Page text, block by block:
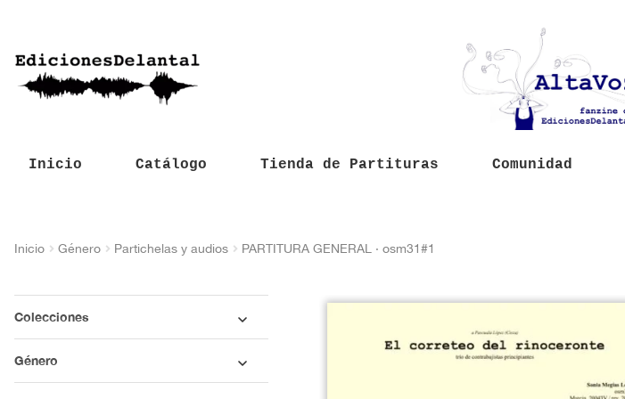
Inicio Catálogo Tienda de Partituras Comunidad
Inicio Género Partichelas y audios PARTITURA GENERAL · osm31#1
Colecciones
Género